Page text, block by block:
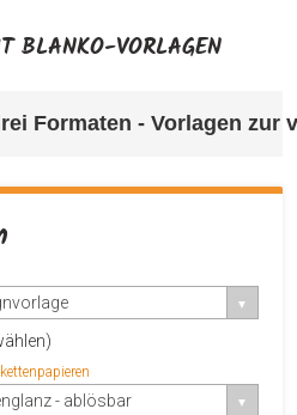
BLANKO-VORLAGEN
Formaten - Vorlagen zur
- ablösbar